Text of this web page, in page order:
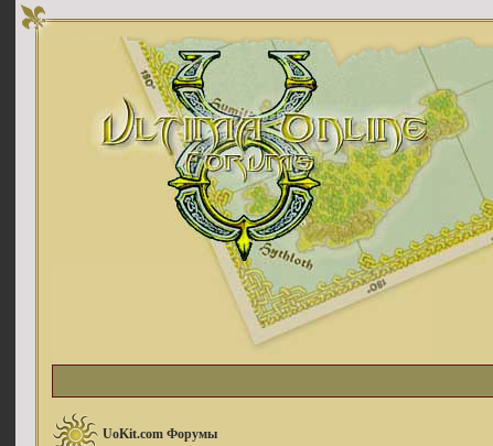
UoKit.com Форумы